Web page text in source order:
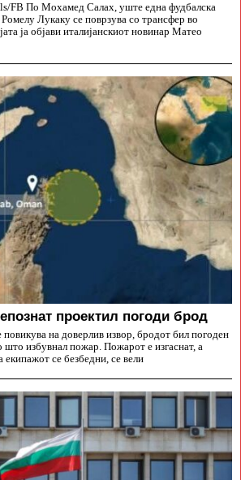
FB По Мохамед Салах, уште една фудбалска
Ромелу Лукаку се поврзува со трансфер во
ја објави италијанскиот новинар Матео
проектил погоди брод
на доверлив извор, бродот бил погоден
што избувнал пожар. Пожарот е изгаснат, а
екипажот се безбедни, се вели